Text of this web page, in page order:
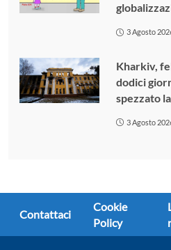
3 Agosto
Kharkiv,
dodici
spezzato
3 Agosto
Contattaci
Cookie
Policy